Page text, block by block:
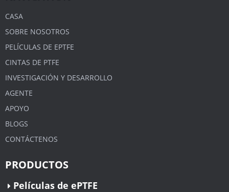
CASA
SOBRE NOSOTROS
PELÍCULAS DE EPTFE
CINTAS DE PTFE
INVESTIGACIÓN Y DESARROLLO
AGENTE
APOYO
BLOGS
CONTÁCTENOS
PRODUCTOS
Películas de ePTFE